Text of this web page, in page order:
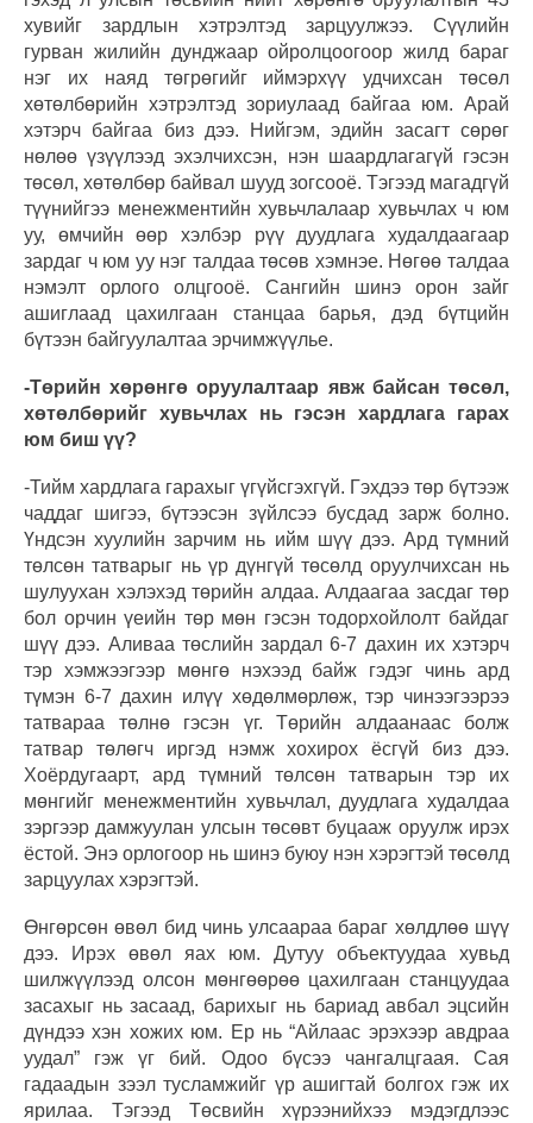
хувийг зардлын хэтрэлтэд зарцуулжээ. Сүүлийн
гурван жилийн дунджаар ойролцоогоор жилд бараг
нэг их наяд төгрөгийг иймэрхүү удчихсан төсөл
хөтөлбөрийн хэтрэлтэд зориулаад байгаа юм. Арай
хэтэрч байгаа биз дээ. Нийгэм, эдийн засагт сөрөг
нөлөө үзүүлээд эхэлчихсэн, нэн шаардлагагүй гэсэн
төсөл, хөтөлбөр байвал шууд зогсооё. Тэгээд магадгүй
түүнийгээ менежментийн хувьчлалаар хувьчлах ч юм
уу, өмчийн өөр хэлбэр рүү дуудлага худалдаагаар
зардаг ч юм уу нэг талдаа төсөв хэмнэе. Нөгөө талдаа
нэмэлт орлого олцгооё. Сангийн шинэ орон зайг
ашиглаад цахилгаан станцаа барья, дэд бүтцийн
бүтээн байгуулалтаа эрчимжүүлье.
-Төрийн хөрөнгө оруулалтаар явж байсан төсөл,
хөтөлбөрийг хувьчлах нь гэсэн хардлага гарах
юм биш үү?
-Тийм хардлага гарахыг үгүйсгэхгүй. Гэхдээ төр бүтээж
чаддаг шигээ, бүтээсэн зүйлсээ бусдад зарж болно.
Үндсэн хуулийн зарчим нь ийм шүү дээ. Ард түмний
төлсөн татварыг нь үр дүнгүй төсөлд оруулчихсан нь
шулуухан хэлэхэд төрийн алдаа. Алдаагаа засдаг төр
бол орчин үеийн төр мөн гэсэн тодорхойлолт байдаг
шүү дээ. Аливаа төслийн зардал 6-7 дахин их хэтэрч
тэр хэмжээгээр мөнгө нэхээд байж гэдэг чинь ард
түмэн 6-7 дахин илүү хөдөлмөрлөж, тэр чинээгээрээ
татвараа төлнө гэсэн үг. Төрийн алдаанаас болж
татвар төлөгч иргэд нэмж хохирох ёсгүй биз дээ.
Хоёрдугаарт, ард түмний төлсөн татварын тэр их
мөнгийг менежментийн хувьчлал, дуудлага худалдаа
зэргээр дамжуулан улсын төсөвт буцааж оруулж ирэх
ёстой. Энэ орлогоор нь шинэ буюу нэн хэрэгтэй төсөлд
зарцуулах хэрэгтэй.
Өнгөрсөн өвөл бид чинь улсаараа бараг хөлдлөө шүү
дээ. Ирэх өвөл яах юм. Дутуу объектуудаа хувьд
шилжүүлээд олсон мөнгөөрөө цахилгаан станцуудаа
засахыг нь засаад, барихыг нь бариад авбал эцсийн
дүндээ хэн хожих юм. Ер нь “Айлаас эрэхээр авдраа
уудал” гэж үг бий. Одоо бүсээ чангалцгаая. Сая
гадаадын зээл тусламжийг үр ашигтай болгох гэж их
ярилаа. Тэгээд Төсвийн хүрээнийхээ мэдэгдлээс